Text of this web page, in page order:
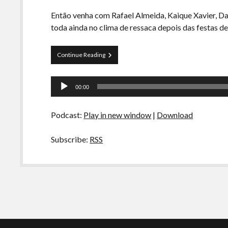
Então venha com Rafael Almeida, Kaique Xavier,
toda ainda no clima de ressaca depois das festas
Continue ReadingEpisódio
15
da
Tocador
00:00
Podcast: Play in new window | Download
Subscribe: RSS